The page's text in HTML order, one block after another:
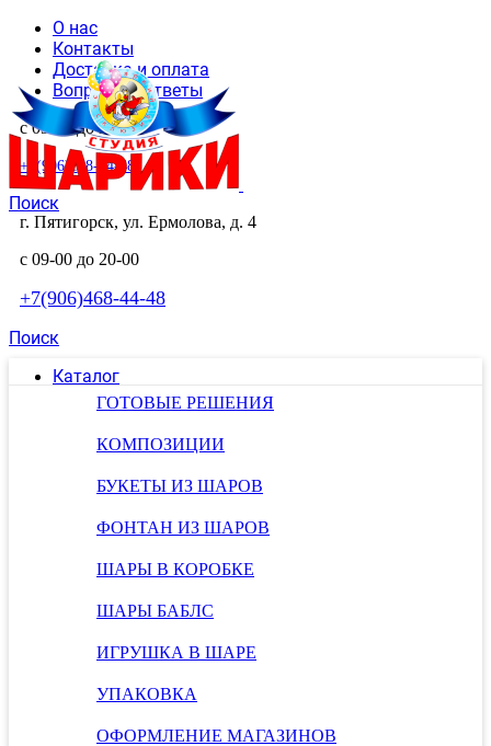
О нас
Контакты
Доставка и оплата
Вопросы и ответы
с 09-00 до 20-00
+7(906)468-44-48
Поиск
г. Пятигорск, ул. Ермолова, д. 4
с 09-00 до 20-00
+7(906)468-44-48
Поиск
Каталог
ГОТОВЫЕ РЕШЕНИЯ
КОМПОЗИЦИИ
БУКЕТЫ ИЗ ШАРОВ
ФОНТАН ИЗ ШАРОВ
ШАРЫ В КОРОБКЕ
ШАРЫ БАБЛС
ИГРУШКА В ШАРЕ
УПАКОВКА
ОФОРМЛЕНИЕ МАГАЗИНОВ